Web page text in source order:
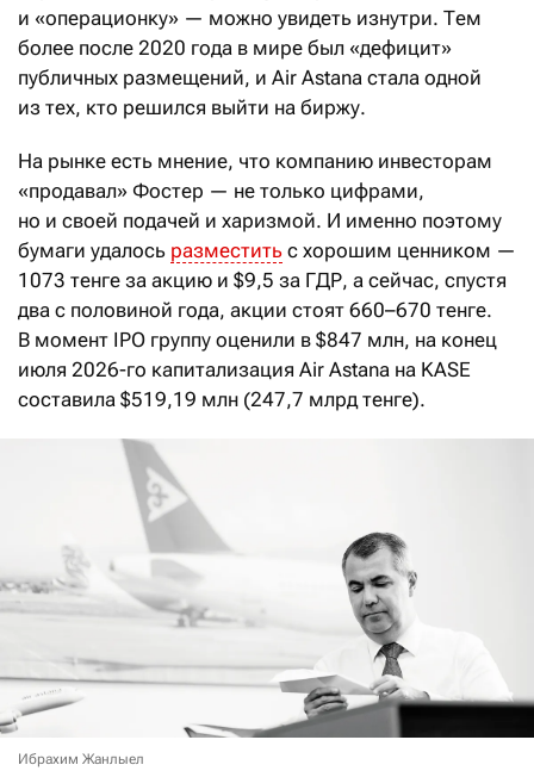
и «операционку» — можно увидеть изнутри. Тем
более после 2020 года в мире был «дефицит»
публичных размещений, и Air Astana стала одной
из тех, кто решился выйти на биржу.
На рынке есть мнение, что компанию инвесторам
«продавал» Фостер — не только цифрами,
но и своей подачей и харизмой. И именно поэтому
бумаги удалось разместить с хорошим ценником —
1073 тенге за акцию и $9,5 за ГДР, а сейчас, спустя
два с половиной года, акции стоят 660–670 тенге.
В момент IPO группу оценили в $847 млн, на конец
июля 2026-го капитализация Air Astana на KASE
составила $519,19 млн (247,7 млрд тенге).
Ибрахим Жанлыел